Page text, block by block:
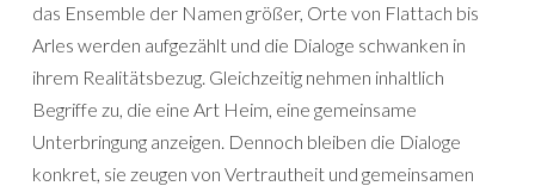
das Ensemble der Namen größer, Orte von Flattach bis
Arles werden aufgezählt und die Dialoge schwanken in
ihrem Realitätsbezug. Gleichzeitig nehmen inhaltlich
Begriffe zu, die eine Art Heim, eine gemeinsame
Unterbringung anzeigen. Dennoch bleiben die Dialoge
konkret, sie zeugen von Vertrautheit und gemeinsamen